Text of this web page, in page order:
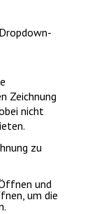
Zeichnung
nicht
zu
und
, um die